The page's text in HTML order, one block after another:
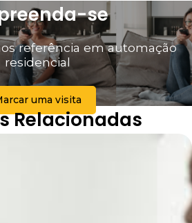
se
referência em automação
residencial
uma visita
Relacionadas